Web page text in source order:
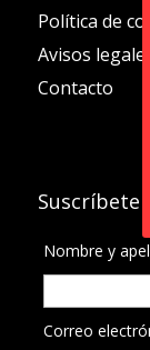
Política de
Avisos legales
Contacto
Suscríbete
Nombre y
Correo